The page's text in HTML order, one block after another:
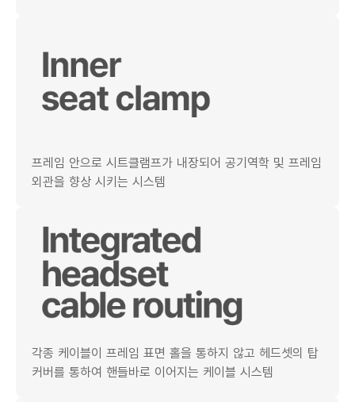
프레임 안으로 시트클램프가 내장되어 공기역학 및 프레임
외관을 향상 시키는 시스템
각종 케이블이 프레임 표면 홀을 통하지 않고 헤드셋의 탑
커버를 통하여 핸들바로 이어지는 케이블 시스템